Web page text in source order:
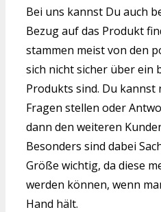
Bei uns kannst Du auch
Bezug auf das Produkt
stammen meist von den
sich nicht sicher über ein
Produkts sind. Du
Fragen stellen oder
dann den weiteren
Besonders sind dabei
Größe wichtig, da diese
werden können, wenn
Hand hält.